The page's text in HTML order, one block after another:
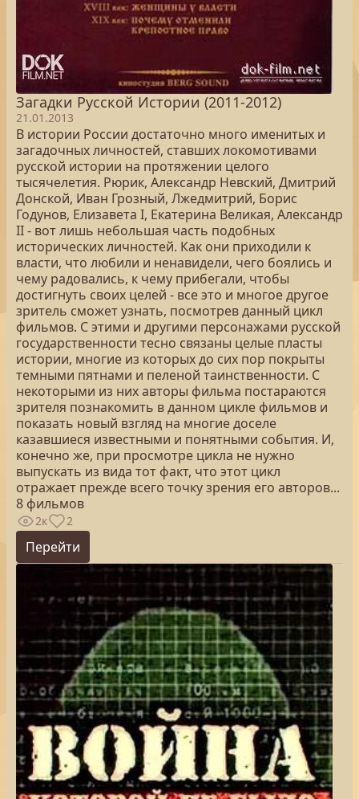
Загадки Русской Истории (2011-2012)
21.01.2013
В истории России достаточно много именитых и
загадочных личностей, ставших локомотивами
русской истории на протяжении целого
тысячелетия. Рюрик, Александр Невский, Дмитрий
Донской, Иван Грозный, Лжедмитрий, Борис
Годунов, Елизавета I, Екатерина Великая, Александр
II - вот лишь небольшая часть подобных
исторических личностей. Как они приходили к
власти, что любили и ненавидели, чего боялись и
чему радовались, к чему прибегали, чтобы
достигнуть своих целей - все это и многое другое
зритель сможет узнать, посмотрев данный цикл
фильмов. С этими и другими персонажами русской
государственности тесно связаны целые пласты
истории, многие из которых до сих пор покрыты
темными пятнами и пеленой таинственности. С
некоторыми из них авторы фильма постараются
зрителя познакомить в данном цикле фильмов и
показать новый взгляд на многие доселе
казавшиеся известными и понятными события. И,
конечно же, при просмотре цикла не нужно
выпускать из вида тот факт, что этот цикл
отражает прежде всего точку зрения его авторов...
8 фильмов
2к 2
Перейти